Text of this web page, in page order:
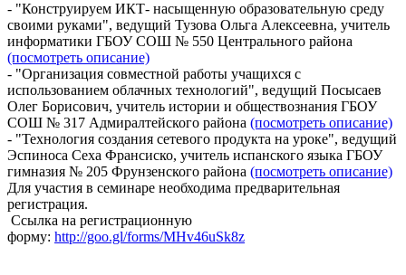
- "Конструируем ИКТ- насыщенную образовательную среду
своими руками", ведущий Тузова Ольга Алексеевна, учитель
информатики ГБОУ СОШ № 550 Центрального района
(посмотреть описание)
- "Организация совместной работы учащихся с
использованием облачных технологий", ведущий Посысаев
Олег Борисович, учитель истории и обществознания ГБОУ
СОШ № 317 Адмиралтейского района (посмотреть описание)
- "Технология создания сетевого продукта на уроке", ведущий
Эспиноса Сеха Франсиско, учитель испанского языка ГБОУ
гимназия № 205 Фрунзенского района (посмотреть описание)
Для участия в семинаре необходима предварительная
регистрация.
Ссылка на регистрационную
форму: http://goo.gl/forms/MHv46uSk8z